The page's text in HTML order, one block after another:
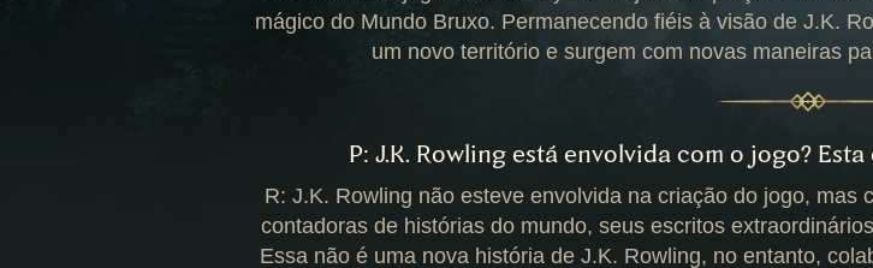
mágico do Mundo Bruxo. Permanecendo fiéis à visão de J.K.
um novo território e surgem com novas maneiras
P: J.K. Rowling está envolvida com o jogo?
R: J.K. Rowling não esteve envolvida na criação do jogo,
contadoras de histórias do mundo, seus escritos
Essa não é uma nova história de J.K. Rowling, no entanto,